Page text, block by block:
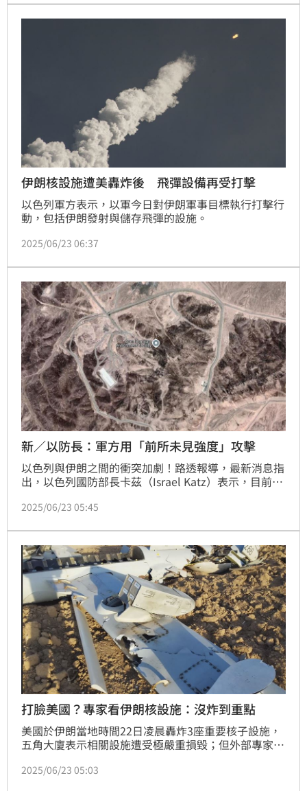
東西賣給伊朗。
伊朗核設施遭美轟炸後 飛彈設備再受打擊
以色列軍方表示，以軍今日對伊朗軍事目標執行打擊行
動，包括伊朗發射與儲存飛彈的設施。
2025/06/23 06:37
新／以防長：軍方用「前所未見強度」攻擊
以色列與伊朗之間的衝突加劇！路透報導，最新消息指
出，以色列國防部長卡茲（Israel Katz）表示，目前以
中心的目標。
2025/06/23 05:45
打臉美國？專家看伊朗核設施：沒炸到重點
美國於伊朗當地時間22日凌晨轟炸3座重要核子設施，
五角大廈表示相關設施遭受極嚴重損毀；但外部專家認
度。
2025/06/23 05:03